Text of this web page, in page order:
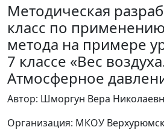
Методическая
класс по
метода на примере
7 классе «Вес
Атмосферное
Автор: Шморгун Вера
Организация: МКОУ